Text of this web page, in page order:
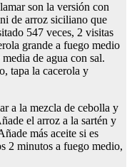
son la versión con
de arroz siciliano que
547 veces, 2 visitas
grande a fuego medio
de agua con sal.
tapa la cacerola y
a la mezcla de cebolla y
el arroz a la sartén y
más aceite si es
2 minutos a fuego medio,